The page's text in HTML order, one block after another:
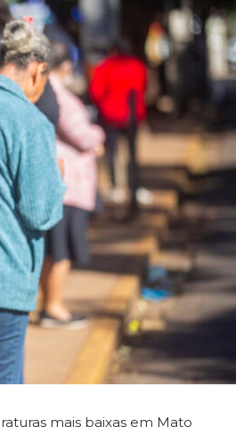
mais baixas em Mato